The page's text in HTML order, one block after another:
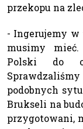
przekopu na
- Ingerujemy w
musimy
Polski do
podobnych
Brukseli na
przygotowani,